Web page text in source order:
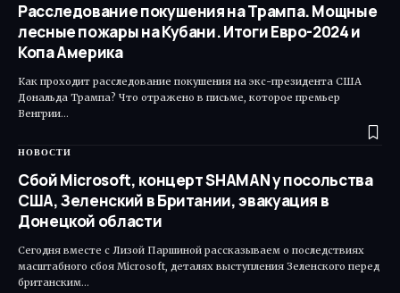
Расследование покушения на Трампа. Мощные
лесные пожары на Кубани. Итоги Евро-2024 и
Копа Америка
Как проходит расследование покушения на экс-президента США
Дональда Трампа? Что отражено в письме, которое премьер
Венгрии…
НОВОСТИ
Сбой Microsoft, концерт SHAMAN у посольства
США, Зеленский в Британии, эвакуация в
Донецкой области
Сегодня вместе с Лизой Паршиной рассказываем о последствиях
масштабного сбоя Microsoft, деталях выступления Зеленского перед
британским…